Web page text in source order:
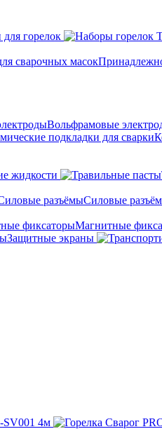
горелок
Вольфрамовые
жидкости
Силовые
Магнитные
Защитные экраны